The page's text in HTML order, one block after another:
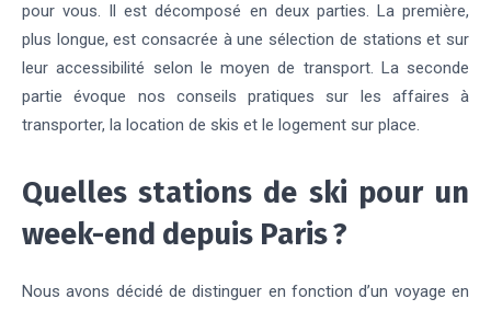
pour vous. Il est décomposé en deux parties. La première,
plus longue, est consacrée à une sélection de stations et sur
leur accessibilité selon le moyen de transport. La seconde
partie évoque nos conseils pratiques sur les affaires à
transporter, la location de skis et le logement sur place.
Quelles stations de ski pour un
week-end depuis Paris ?
Nous avons décidé de distinguer en fonction d’un voyage en